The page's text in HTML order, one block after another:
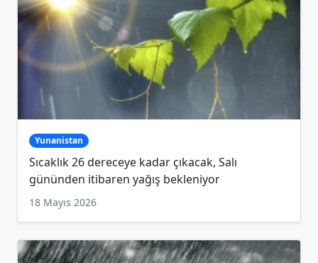
Yunanistan
Sıcaklık 26 dereceye kadar çıkacak, Salı
gününden itibaren yağış bekleniyor
18 Mayıs 2026